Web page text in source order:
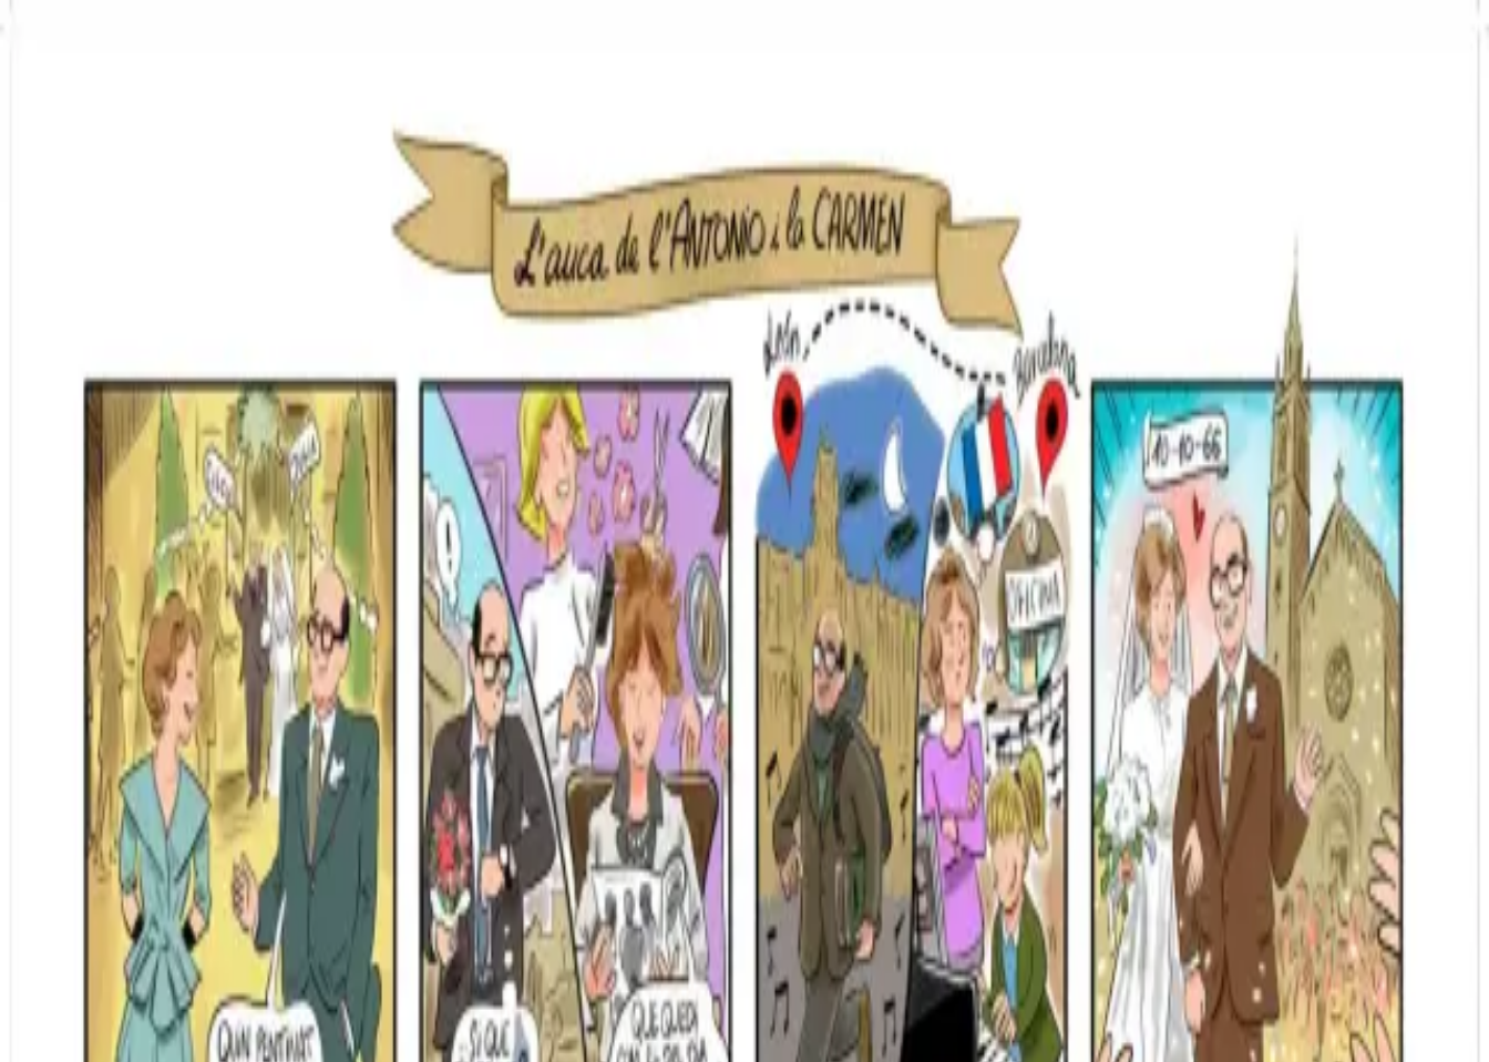
Caricatures
Auques
Còmics personalitzats
Revista de còmic
Contes personalitzats
Conte a midaPremium
Editorials Qui som Contacte
Aneu a la botiga